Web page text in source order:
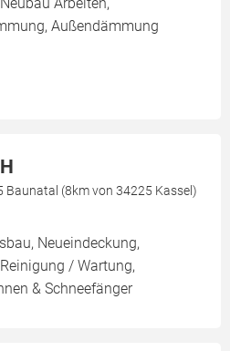
Außendämmung
Baunatal (8km von 34225 Kassel)
Neueindeckung,
/ Wartung,
& Schneefänger